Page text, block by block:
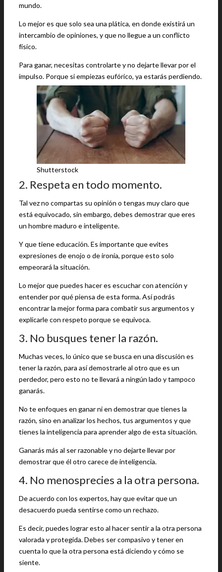
mundo.
Lo mejor es que solo sea una plática, en donde existirá un
intercambio de opiniones, y que no llegue a un conflicto
físico.
Para ganar, necesitas controlarte y no dejarte llevar por el
impulso. Porque si empiezas eufórico, ya estarás perdiendo.
Shutterstock
2. Respeta en todo momento.
Tal vez no compartas su opinión o tengas muy claro que
está equivocado, sin embargo, debes demostrar que eres
un hombre maduro e inteligente.
Y que tiene educación. Es importante que evites
expresiones de enojo o de ironía, porque esto solo
empeorará la situación.
Lo mejor que puedes hacer es escuchar con atención y
entender por qué piensa de esta forma. Así podrás
encontrar la mejor forma para combatir sus argumentos y
explicarle con respeto porque se equivoca.
3. No busques tener la razón.
Muchas veces, lo único que se busca en una discusión es
tener la razón, para así demostrarle al otro que es un
perdedor, pero esto no te llevará a ningún lado y tampoco
ganarás.
No te enfoques en ganar ni en demostrar que tienes la
razón, sino en analizar los hechos, tus argumentos y que
tienes la inteligencia para aprender algo de esta situación.
Ganarás más al ser razonable y no dejarte llevar por
demostrar que él otro carece de inteligencia.
4. No menosprecies a la otra persona.
De acuerdo con los expertos, hay que evitar que un
desacuerdo pueda sentirse como un rechazo.
Es decir, puedes lograr esto al hacer sentir a la otra persona
valorada y protegida. Debes ser compasivo y tener en
cuenta lo que la otra persona está diciendo y cómo se
siente.